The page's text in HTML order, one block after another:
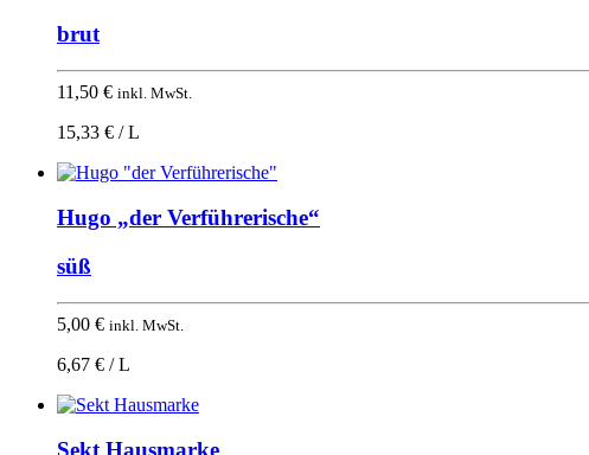
brut
11,50 € inkl. MwSt.
15,33 € / L
Hugo „der Verführerische“
süß
5,00 € inkl. MwSt.
6,67 € / L